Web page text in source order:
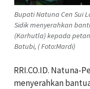
Bupati Natuna Cen Sui
Sidik menyerahkan
(Karhutla) kepada
Batubi, ( Foto:Mardi)
RRI.CO.ID. Natuna-
menyerahkan